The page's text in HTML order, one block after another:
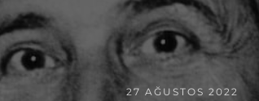
27 AĞUSTOS 2022